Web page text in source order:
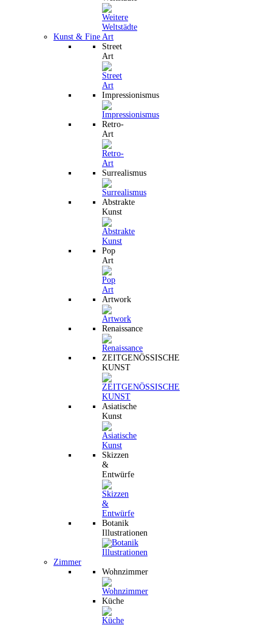
Kunst & Fine Art
Street
Art
Impressionismus
Retro-
Art
Surrealismus
Abstrakte
Kunst
Pop
Art
Artwork
Renaissance
ZEITGENÖSSISCHE
KUNST
Asiatische
Kunst
Skizzen
&
Entwürfe
Botanik
Illustrationen
Zimmer
Wohnzimmer
Küche